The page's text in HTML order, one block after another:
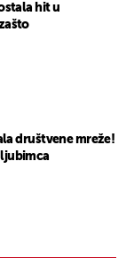
hit u
društvene mreže!